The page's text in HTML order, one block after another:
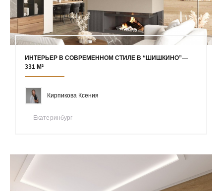
ИНТЕРЬЕР В СОВРЕМЕННОМ СТИЛЕ В “ШИШКИНО”—
331 М²
Кирпикова Ксения
Екатеринбург